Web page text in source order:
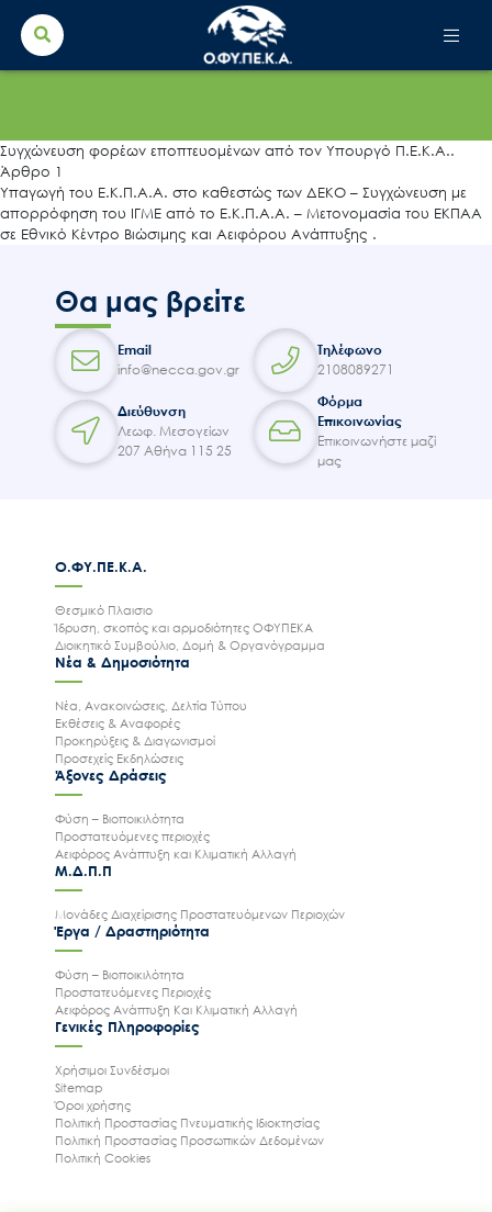
Search
for:
for:
Ο.ΦΥ.ΠΕ.Κ.Α.
Νέα – Δημοσιότητα
Άξονες δράσης
Μ.Δ.Π.Π.
Επικοινωνία
Συγχώνευση φορέων εποπτευομένων από τον Υπουργό Π.Ε.Κ.Α..
Άρθρο 1
Υπαγωγή του Ε.Κ.Π.Α.Α. στο καθεστώς των ΔΕΚΟ – Συγχώνευση με
απορρόφηση του ΙΓΜΕ από το Ε.Κ.Π.Α.Α. – Μετονομασία του ΕΚΠΑΑ
σε Εθνικό Κέντρο Βιώσιμης και Αειφόρου Ανάπτυξης .
Θα μας βρείτε
Email
info@necca.gov.gr
Τηλέφωνο
2108089271
Διεύθυνση
Λεωφ. Μεσογείων
207 Αθήνα 115 25
Φόρμα
Επικοινωνίας
Επικοινωνήστε μαζί
μας
Ο.ΦΥ.ΠΕ.Κ.Α.
Θεσμικό Πλαισιο
Ίδρυση, σκοπός και αρμοδιότητες ΟΦΥΠΕΚΑ
Διοικητικό Συμβούλιο, Δομή & Οργανόγραμμα
Νέα & Δημοσιότητα
Νέα, Ανακοινώσεις, Δελτία Τύπου
Εκθέσεις & Αναφορές
Προκηρύξεις & Διαγωνισμοί
Προσεχείς Εκδηλώσεις
Άξονες Δράσεις
Φύση – Βιοποικιλότητα
Προστατευόμενες περιοχές
Αειφόρος Ανάπτυξη και Κλιματική Αλλαγή
Μ.Δ.Π.Π
Μονάδες Διαχείρισης Προστατευόμενων Περιοχών
Έργα / Δραστηριότητα
Φύση – Βιοποικιλότητα
Προστατευόμενες Περιοχές
Αειφόρος Ανάπτυξη Και Κλιματική Αλλαγή
Γενικές Πληροφορίες
Χρήσιμοι Συνδέσμοι
Sitemap
Όροι χρήσης
Πολιτική Προστασίας Πνευματικής Ιδιοκτησίας
Πολιτική Προστασίας Προσωπικών Δεδομένων
Πολιτική Cookies